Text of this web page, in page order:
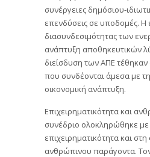
συνέργειες δημόσιου-
επενδύσεις σε υποδομές. Η
διασυνδεσιμότητας των
ανάπτυξη αποθηκευτικών
διείσδυση των ΑΠΕ
που συνδέονται άμεσα με
οικονομική ανάπτυξη.
Επιχειρηματικότητα και
συνέδριο ολοκληρώθηκε
επιχειρηματικότητα και
ανθρώπινου παράγοντα.